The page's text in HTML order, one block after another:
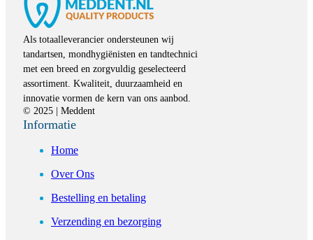
Als totaalleverancier ondersteunen wij
tandartsen, mondhygiënisten en tandtechnici
met een breed en zorgvuldig geselecteerd
assortiment. Kwaliteit, duurzaamheid en
innovatie vormen de kern van ons aanbod.
© 2025 | Meddent
Informatie
Home
Over Ons
Bestelling en betaling
Verzending en bezorging